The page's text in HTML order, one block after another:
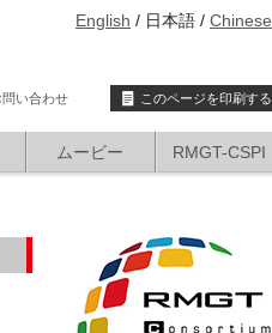
English 日本語 Chinese
問い合わせ このページを印刷する
ムービー RMGT-CSPI